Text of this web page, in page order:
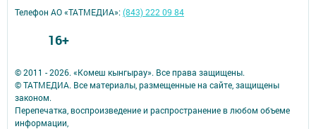
© 2011 - 2026. «Комеш кынгырау». Все права защищены.
© ТАТМЕДИА. Все материалы, размещенные на сайте, защищены
законом.
Перепечатка, воспроизведение и распространение в любом объеме
информации,
Телефон АО «ТАТМЕДИА»:(843) 222 09 84
16+